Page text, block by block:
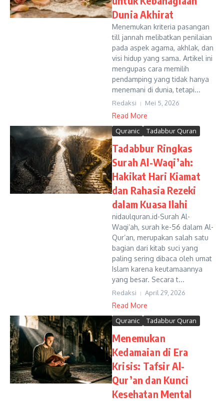
Dunia Akhirat
Menemukan kriteria pasangan
till jannah melibatkan penilaian
pada aspek agama, akhlak, dan
visi hidup yang sama. Artikel ini
mengupas cara memilih
pendamping yang tidak hanya
menemani di dunia, tetapi...
Redaksi Mei 5, 2026
Read More
Quranic Tadabbur Quran
Tadabbur Ringkas
Surah Al-Waqi’ah:
Hakikat Hari Kiamat
dan Rahasia Rezeki
dalam Kuasa Ilahi
nidaulquran.id-Surah Al-
Waqi’ah, surah ke-56 dalam Al-
Qur’an, merupakan salah satu
bagian dari kitab suci yang
paling sering dibaca oleh umat
Islam karena keutamaannya
yang besar. Secara t...
Redaksi April 29, 2026
Read More
Quranic Tadabbur Quran
Menemukan
Kedamaian di Era
Krisis: Tafsir Al-
Qur’an dan Kunci
Kesehatan Mental